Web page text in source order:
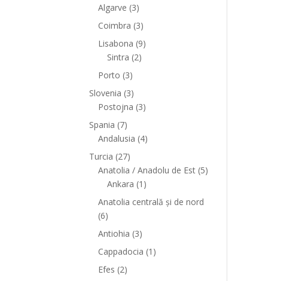
Algarve (3)
Coimbra (3)
Lisabona (9)
Sintra (2)
Porto (3)
Slovenia (3)
Postojna (3)
Spania (7)
Andalusia (4)
Turcia (27)
Anatolia / Anadolu de Est (5)
Ankara (1)
Anatolia centrală și de nord
(6)
Antiohia (3)
Cappadocia (1)
Efes (2)